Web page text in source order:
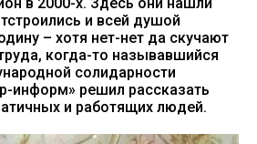
и всей душой
– хотя нет-нет да скучают
когда-то называвшийся
солидарности
информ» решил рассказать
и работящих людей.